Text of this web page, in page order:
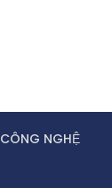
CÔNG NGHỆ